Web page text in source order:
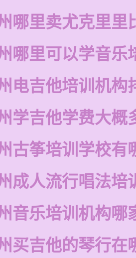
哪里卖尤克里里
哪里可以学音乐
电吉他培训机构
学吉他学费大概
古筝培训学校有
成人流行唱法培
音乐培训机构哪
买吉他的琴行在